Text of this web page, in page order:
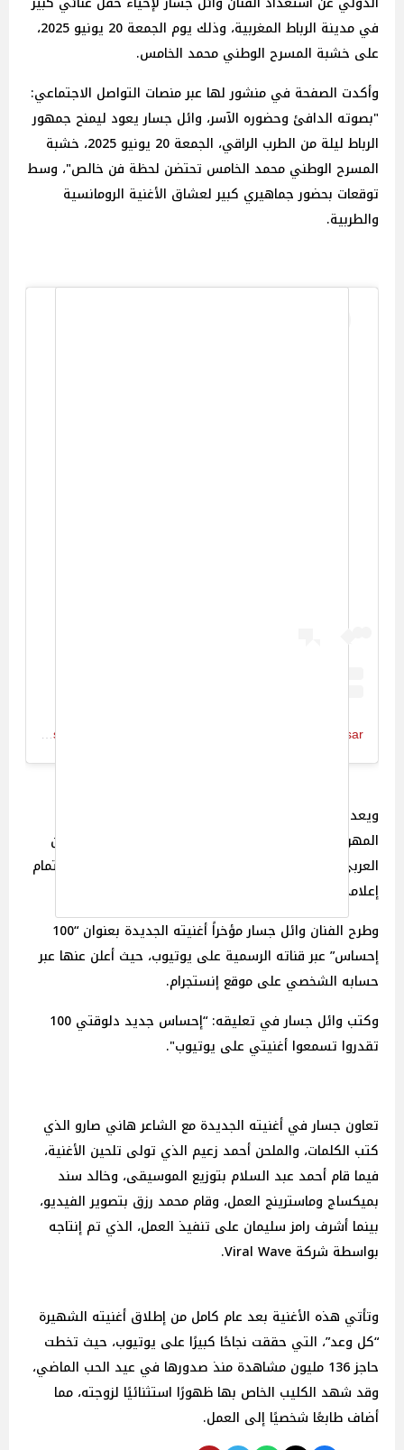
في مدينة الرباط المغربية، وذلك يوم الجمعة 20 يونيو 2025،
على خشبة المسرح الوطني محمد الخامس.
وأكدت الصفحة في منشور لها عبر منصات التواصل الاجتماعي:
"بصوته الدافئ وحضوره الآسر، وائل جسار يعود ليمنح جمهور
الرباط ليلة من الطرب الراقي، الجمعة 20 يونيو 2025، خشبة
المسرح الوطني محمد الخامس تحتضن لحظة فن خالص"، وسط
توقعات بحضور جماهيري كبير لعشاق الأغنية الرومانسية
والطربية.
ويعد هذا الحفل جزءًا من الفعاليات الفنية التي يشهدها
المهرجان هذا العام، حيث يجمع أبرز نجوم الغناء في الوطن
العربي والعالم، ويقام سنوياً بالعاصمة المغربية وسط اهتمام
إعلامي وجماهيري واسع.
وطرح الفنان وائل جسار مؤخراً أغنيته الجديدة بعنوان “100
إحساس” عبر قناته الرسمية على يوتيوب، حيث أعلن عنها عبر
حسابه الشخصي على موقع إنستجرام.
وكتب وائل جسار في تعليقه: “إحساس جديد دلوقتي 100
تقدروا تسمعوا أغنيتي على يوتيوب".
تعاون جسار في أغنيته الجديدة مع الشاعر هاني صارو الذي
كتب الكلمات، والملحن أحمد زعيم الذي تولى تلحين الأغنية،
فيما قام أحمد عبد السلام بتوزيع الموسيقى، وخالد سند
بميكساج وماسترينج العمل، وقام محمد رزق بتصوير الفيديو،
بينما أشرف رامز سليمان على تنفيذ العمل، الذي تم إنتاجه
بواسطة شركة Viral Wave.
وتأتي هذه الأغنية بعد عام كامل من إطلاق أغنيته الشهيرة
“كل وعد”، التي حققت نجاحًا كبيرًا على يوتيوب، حيث تخطت
حاجز 136 مليون مشاهدة منذ صدورها في عيد الحب الماضي،
وقد شهد الكليب الخاص بها ظهورًا استثنائيًا لزوجته، مما
أضاف طابعًا شخصيًا إلى العمل.